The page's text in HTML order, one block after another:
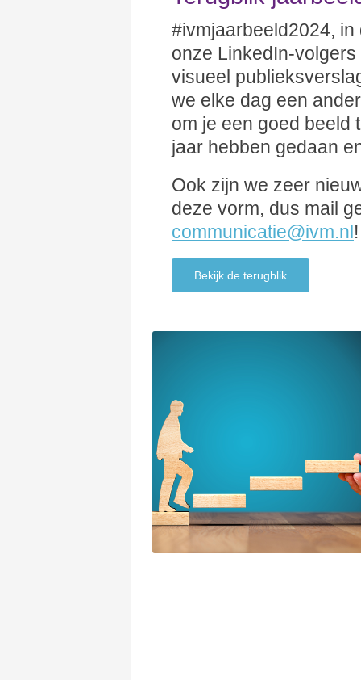
#ivmjaarbeeld2024,
onze LinkedIn-
visueel
we elke dag een
om je een goed beeld
jaar hebben gedaan
Ook zijn we zeer
deze vorm, dus mail
communicatie@ivm.nl!
Bekijk de terugblik